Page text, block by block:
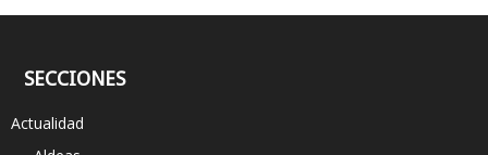
SECCIONES
Actualidad